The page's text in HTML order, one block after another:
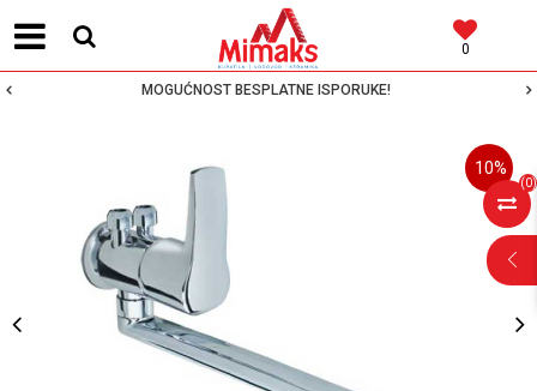
0
MOGUĆNOST BESPLATNE ISPORUKE!
(0)
10%
KUPOVINI